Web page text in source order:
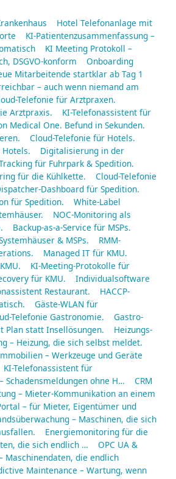
Hotel Telefonanlage mit
KI-Patientenzusammenfassung –
KI Meeting Protokoll –
DSGVO-konform
Onboarding
Mitarbeitende startklar ab Tag 1
– auch wenn niemand am
Telefonie für Arztpraxen.
Arztpraxis.
KI-Telefonassistent für
Medical One. Befund in Sekunden.
Cloud-Telefonie für Hotels.
Digitalisierung in der
für Fuhrpark & Spedition.
für die Kühlkette.
Cloud-Telefonie
Dashboard für Spedition.
für Spedition.
White-Label
NOC-Monitoring als
Backup-as-a-Service für MSPs.
& MSPs.
RMM-
Managed IT für KMU.
KI-Meeting-Protokolle für
für KMU.
Individualsoftware
Restaurant.
HACCP-
Gäste-WLAN für
Telefonie Gastronomie.
Gastro-
Plan statt Insellösungen.
Heizungs-
– Heizung, die sich selbst meldet.
– Werkzeuge und Geräte
KI-Telefonassistent für
Schadensmeldungen ohne H…
CRM
– Mieter-Kommunikation an einem
– für Mieter, Eigentümer und
– Maschinen, die sich
Energiemonitoring für die
die sich endlich …
OPC UA &
Maschinendaten, die endlich
Maintenance – Wartung, wenn